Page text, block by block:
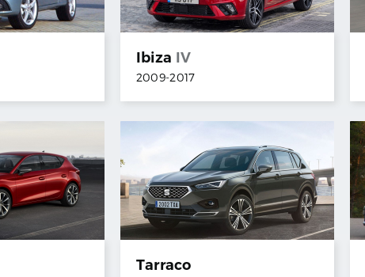
Ibiza IV
2009-2017
Tarraco